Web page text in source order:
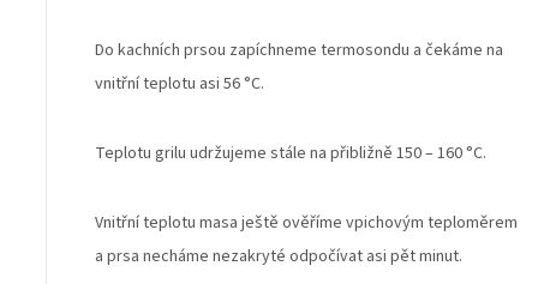
Do kachních prsou zapíchneme termosondu a čekáme na
vnitřní teplotu asi 56 °C.
Teplotu grilu udržujeme stále na přibližně 150 – 160 °C.
Vnitřní teplotu masa ještě ověříme vpichovým teploměrem
a prsa necháme nezakryté odpočívat asi pět minut.